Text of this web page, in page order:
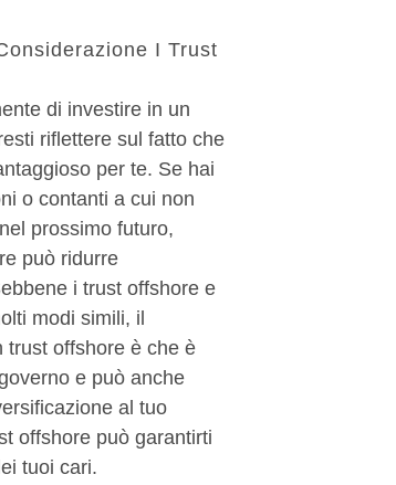
I Trust
di investire in un
riflettere sul fatto che
per te. Se hai
o contanti a cui non
prossimo futuro,
può ridurre
i trust offshore e
modi simili, il
trust offshore è che è
e può anche
al tuo
offshore può garantirti
tuoi cari.